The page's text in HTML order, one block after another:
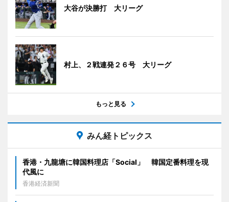
大谷が決勝打 大リーグ
村上、２戦連発２６号 大リーグ
もっと見る
みん経トピックス
香港・九龍塘に韓国料理店「Social」 韓国定番料理を現
代風に
香港経済新聞